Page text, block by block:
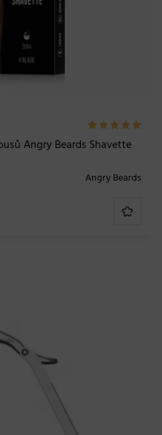
Angry Beards Shavette
Angry Beards